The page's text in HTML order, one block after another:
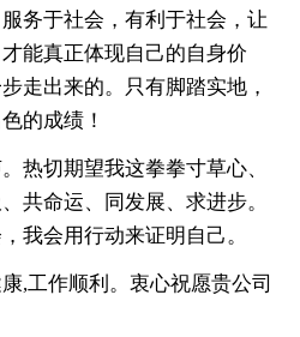
务于社会，有利于社会，让
能真正体现自己的自身价
走出来的。只有脚踏实地，
的成绩！
热切期望我这拳拳寸草心、
共命运、同发展、求进步。
我会用行动来证明自己。
,工作顺利。衷心祝愿贵公司